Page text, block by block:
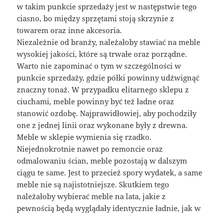
w takim punkcie sprzedaży jest w następstwie tego
ciasno, bo między sprzętami stoją skrzynie z
towarem oraz inne akcesoria.
Niezależnie od branży, należałoby stawiać na meble
wysokiej jakości, które są trwałe oraz porządne.
Warto nie zapominać o tym w szczególności w
punkcie sprzedaży, gdzie półki powinny udźwignąć
znaczny tonaż. W przypadku elitarnego sklepu z
ciuchami, meble powinny być też ładne oraz
stanowić ozdobę. Najprawidłowiej, aby pochodziły
one z jednej linii oraz wykonane były z drewna.
Meble w sklepie wymienia się rzadko.
Niejednokrotnie nawet po remoncie oraz
odmalowaniu ścian, meble pozostają w dalszym
ciągu te same. Jest to przecież spory wydatek, a same
meble nie są najistotniejsze. Skutkiem tego
należałoby wybierać meble na lata, jakie z
pewnością będą wyglądały identycznie ładnie, jak w